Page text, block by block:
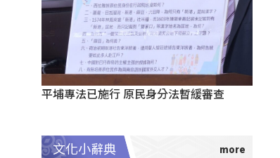
平埔專法已施行 原民身分法暫緩審查
文化小辭典